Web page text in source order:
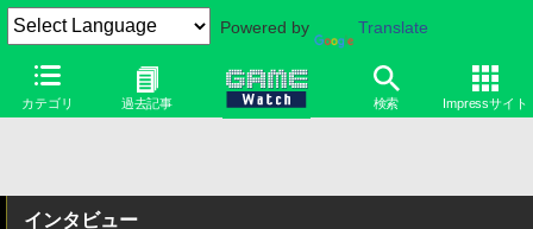
Powered by Translate
カテゴリ 過去記事 検索 Impressサイト
インタビュー